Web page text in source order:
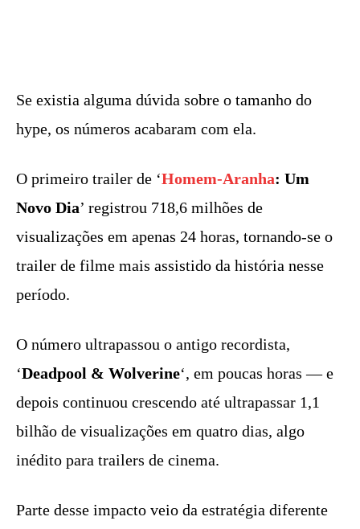
Se existia alguma dúvida sobre o tamanho do
hype, os números acabaram com ela.
O primeiro trailer de ‘Homem-Aranha: Um
Novo Dia’ registrou 718,6 milhões de
visualizações em apenas 24 horas, tornando-se o
trailer de filme mais assistido da história nesse
período.
O número ultrapassou o antigo recordista,
‘Deadpool & Wolverine‘, em poucas horas — e
depois continuou crescendo até ultrapassar 1,1
bilhão de visualizações em quatro dias, algo
inédito para trailers de cinema.
Parte desse impacto veio da estratégia diferente